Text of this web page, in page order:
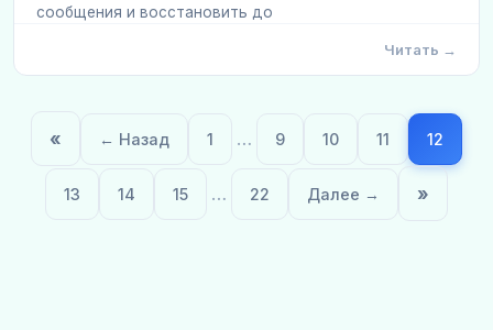
сообщения и восстановить до
Читать →
« ← Назад 1 … 9 10 11 12
13 14 15 … 22 Далее → »